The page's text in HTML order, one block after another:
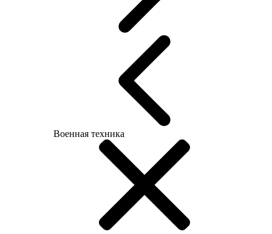
Военная техника